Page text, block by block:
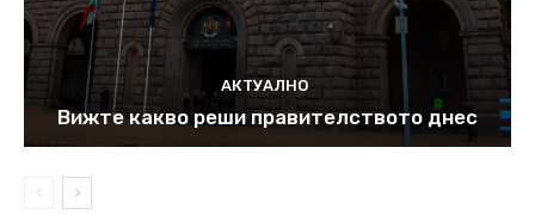
АКТУАЛНО
Вижте какво реши правителството днес